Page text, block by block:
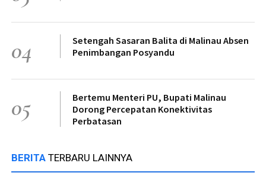
04
Setengah Sasaran Balita di Malinau Absen
Penimbangan Posyandu
05
Bertemu Menteri PU, Bupati Malinau
Dorong Percepatan Konektivitas
Perbatasan
BERITA TERBARU LAINNYA